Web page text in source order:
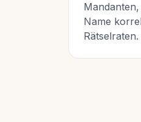
Name
Rätselraten.